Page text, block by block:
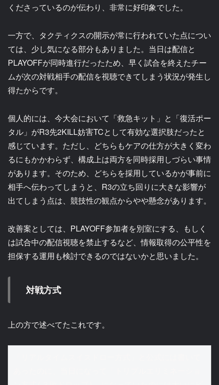
くださっているのが伝わり、非常に好印象でした。
一方で、タクティクスの開示が常に行われていた点につい
ては、少し気になる部分もありました。当日は配信と
PLAYOFFが同時進行だったため、早く試合を終えたチー
ムが次の対戦相手の配信を視聴できてしまう状況が発生し
得たからです。
個人的には、今大会において「救急キット」と「復活ポー
タル」がR3先2KILL妨害TCとして有効な選択肢だったと
感じています。ただし、どちらもケアの仕方が大きく変わ
るにもかかわらず、構成上は両方を同時採用しづらい事情
があります。そのため、どちらを採用しているかが事前に
相手へ伝わってしまうと、R3の立ち回りに大きな影響が
出てしまう点は、競技性の観点からやや懸念があります。
改善案としては、PLAYOFF参加者を別室にする、もしく
は試合中の配信視聴を禁止するなど、情報取得の公平性を
担保する運用も検討できるのではないかと思いました。
対戦方式
上の方で述べてたこれです。